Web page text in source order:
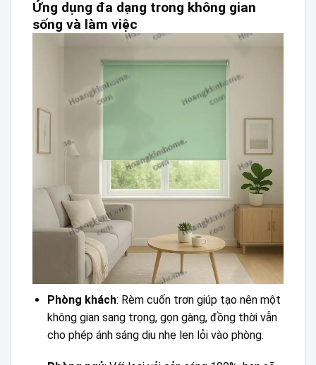
Ứng dụng đa dạng trong không gian
sống và làm việc
Phòng khách: Rèm cuốn trơn giúp tạo nên một
không gian sang trọng, gọn gàng, đồng thời vẫn
cho phép ánh sáng dịu nhẹ len lỏi vào phòng.